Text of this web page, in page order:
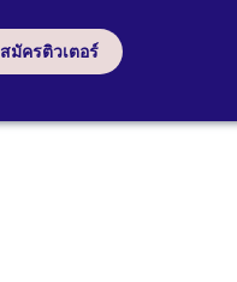
สมัครติวเตอร์